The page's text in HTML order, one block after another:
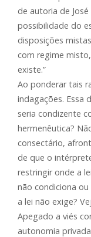
de autoria de
possibilidade do
disposições
com regime
existe.”
Ao ponderar tais
indagações. Essa
seria condizente
hermenêutica?
consectário,
de que o
restringir onde a
não condiciona
a lei não exige?
Apegado a viés
autonomia